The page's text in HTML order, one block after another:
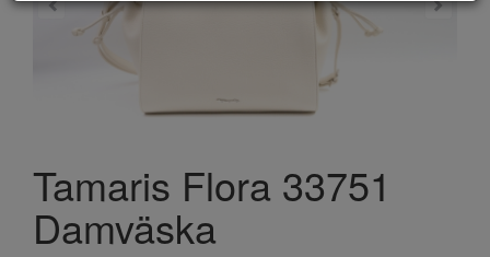
Tamaris Flora 33751
Damväska